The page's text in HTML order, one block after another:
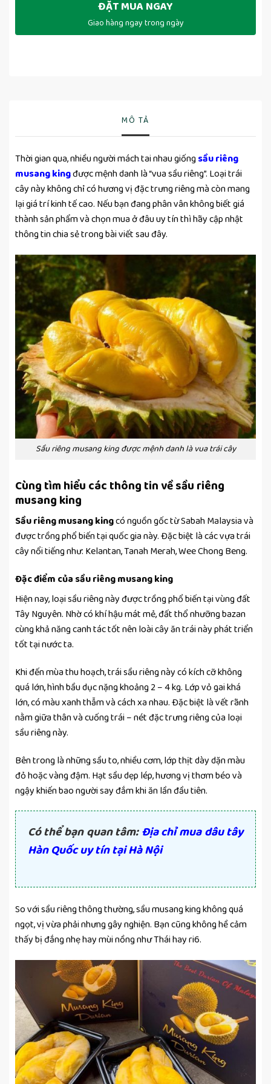
ĐẶT MUA NGAY
Giao hàng ngay trong ngày
MÔ TẢ
Thời gian qua, nhiều người mách tai nhau giốngsầu riêng
musang kingđược mệnh danh là “vua sầu riêng”. Loại trái
cây này không chỉ có hương vị đặc trưng riêng mà còn mang
lại giá trí kinh tế cao. Nếu bạn đang phân vân không biết giá
thành sản phẩm và chọn mua ở đâu uy tín thì hãy cập nhật
thông tin chia sẻ trong bài viết sau đây.
Sầu riêng musang king được mệnh danh là vua trái cây
Cùng tìm hiểu các thông tin về sầu riêng
musang king
Sầu riêng musang kingcó nguồn gốc từ Sabah Malaysia và
được trồng phổ biến tại quốc gia này. Đặc biệt là các vựa trái
cây nổi tiếng như: Kelantan, Tanah Merah, Wee Chong Beng.
Đặc điểm của sầu riêng musang king
Hiện nay, loại sầu riêng này được trồng phổ biến tại vùng đất
Tây Nguyên. Nhờ có khí hậu mát mẻ, đất thổ nhưỡng bazan
cùng khả năng canh tác tốt nên loài cây ăn trái này phát triển
tốt tại nước ta.
Khi đến mùa thu hoạch, trái sầu riêng này có kích cỡ không
quá lớn, hình bầu dục nặng khoảng 2 – 4 kg. Lớp vỏ gai khá
lớn, có màu xanh thẫm và cách xa nhau. Đặc biệt là vết rãnh
nằm giữa thân và cuống trái – nét đặc trưng riêng của loại
sầu riêng này.
Bên trong là những sầu to, nhiều cơm, lớp thịt dày dặn màu
đỏ hoặc vàng đậm. Hạt sầu dẹp lép, hương vị thơm béo và
ngậy khiến bao người say đắm khi ăn lần đầu tiên.
Có thể bạn quan tâm:Địa chỉ mua dâu tây
Hàn Quốc uy tín tại Hà Nội
So với sầu riêng thông thường, sầu musang king không quá
ngọt, vị vừa phải nhưng gây nghiện. Bạn cũng không hề cảm
thấy bị đắng nhẹ hay mùi nồng như Thái hay ri6.